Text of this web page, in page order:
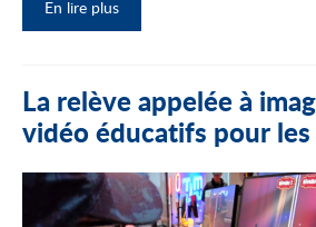
En lire plus
La relève appelée à
vidéo éducatifs pour